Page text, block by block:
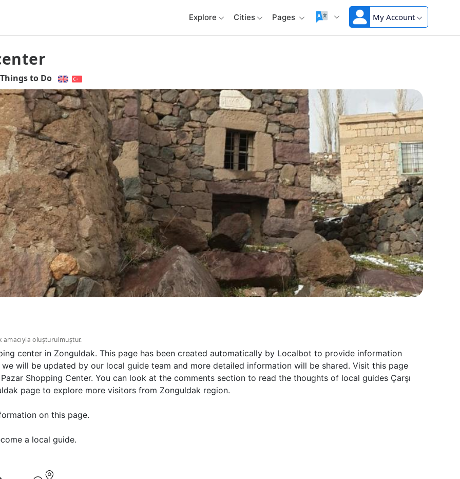
Explore Cities Pages My Account
Things to Do
oluşturulmuştur.
center in Zonguldak. This page has been created automatically by Localbot to provide information
will be updated by our local guide team and more detailed information will be shared. Visit this page
Shopping Center. You can look at the comments section to read the thoughts of local guides Çarşı
page to explore more visitors from Zonguldak region.
on this page.
a local guide.